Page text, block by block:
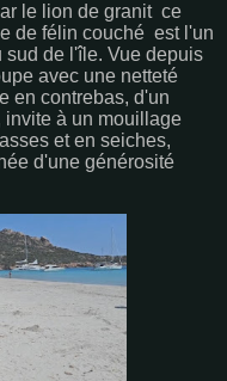
le lion de granit ce
de félin couché est l'un
de l'île. Vue depuis
avec une netteté
en contrebas, d'un
à un mouillage
et en seiches,
d'une générosité